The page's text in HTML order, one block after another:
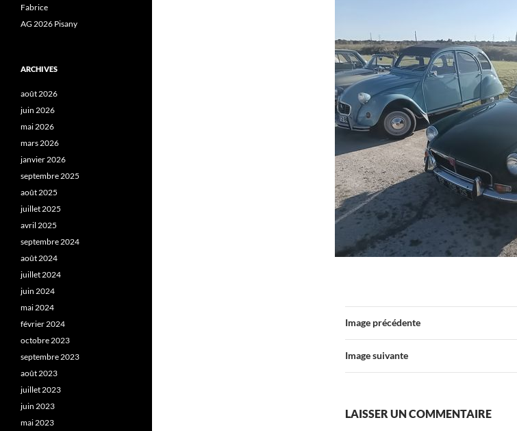
Image précédente
Image suivante
LAISSER UN COMMENTAIRE
Fabrice
AG 2026 Pisany
ARCHIVES
août 2026
juin 2026
mai 2026
mars 2026
janvier 2026
septembre 2025
août 2025
juillet 2025
avril 2025
septembre 2024
août 2024
juillet 2024
juin 2024
mai 2024
février 2024
octobre 2023
septembre 2023
août 2023
juillet 2023
juin 2023
mai 2023